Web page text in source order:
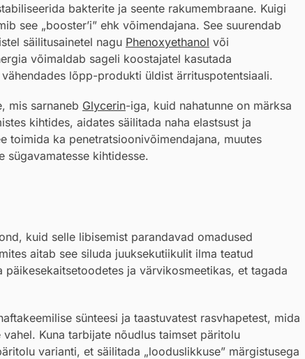
bakterite ja seente rakumembraane. Kuigi
see „booster’i” ehk võimendajana. See suurendab
säilitusainetel nagu Phenoxyethanol või
võimaldab sageli koostajatel kasutada
lõpp-produkti üldist ärrituspotentsiaali.
mis sarnaneb Glycerin-iga, kuid nahatunne on märksa
kihtides, aidates säilitada naha elastsust ja
toimida ka penetratsioonivõimendajana, muutes
sügavamatesse kihtidesse.
kuid selle libisemist parandavad omadused
aitab see siluda juuksekutiikulit ilma teatud
ja värvikosmeetikas, et tagada
sünteesi ja taastuvatest rasvhapetest, mida
Kuna tarbijate nõudlus taimset päritolu
varianti, et säilitada „looduslikkuse” märgistusega